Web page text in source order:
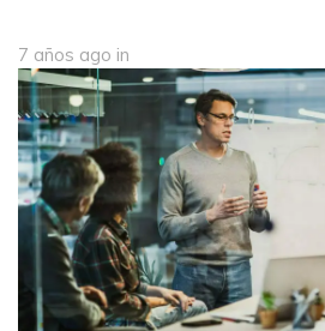
7 años ago in